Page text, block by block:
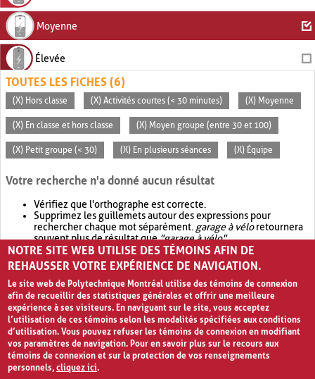
Moyenne
Élevée
TOUTES LES FICHES (6)
(X) Hors classe (X) Activités courtes (< 30 minutes) (X) Moyenne
(X) En classe et hors classe (X) Moyen groupe (entre 30 et 100)
(X) Petit groupe (< 30) (X) En plusieurs séances (X) Équipe
Votre recherche n'a donné aucun résultat
Vérifiez que l'orthographe est correcte.
Supprimez les guillemets autour des expressions pour
rechercher chaque mot séparément. garage à véloretournera
souvent plus de résultat que"garage à vélo".
Envisagez d'élargir votre recherche avec OR.garage OR vélo
retournera souvent plus de résultat quegarage à vélo
NOTRE SITE WEB UTILISE DES TÉMOINS AFIN DE
REHAUSSER VOTRE EXPÉRIENCE DE NAVIGATION.
Le site web de Polytechnique Montréal utilise des témoins de connexion
afin de recueillir des statistiques générales et offrir une meilleure
expérience à ses visiteurs. En naviguant sur le site, vous acceptez
l’utilisation de ces témoins selon les modalités spécifiées aux conditions
d’utilisation. Vous pouvez refuser les témoins de connexion en modifiant
vos paramètres de navigation. Pour en savoir plus sur le recours aux
témoins de connexion et sur la protection de vos renseignements
personnels,cliquez ici.